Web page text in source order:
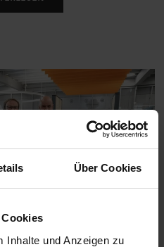
Über Cookies
Inhalte und Anzeigen zu